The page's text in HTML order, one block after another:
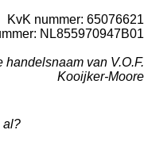
KvK nummer: 65076621
NL855970947B01
van V.O.F.
Kooijker-Moore
al?